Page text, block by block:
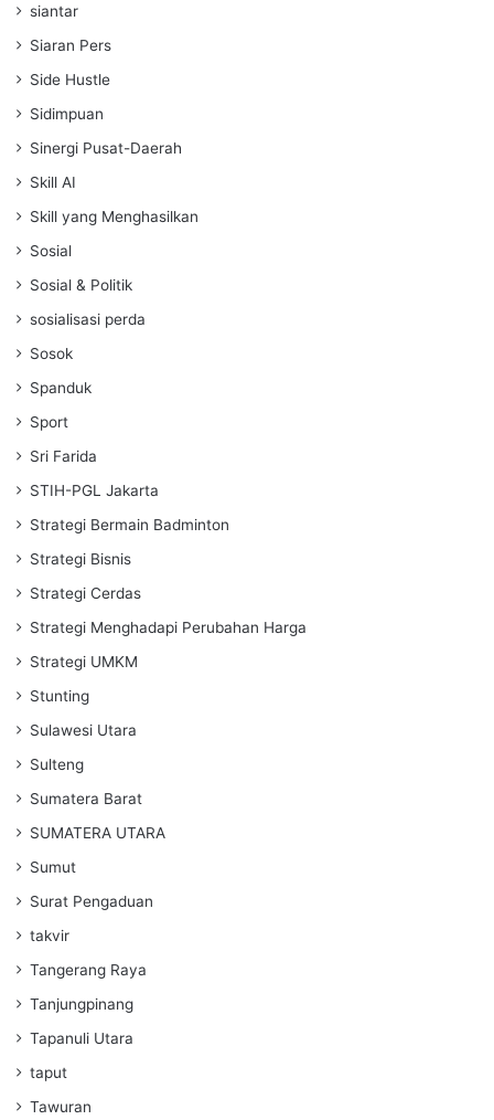
siantar
Siaran Pers
Side Hustle
Sidimpuan
Sinergi Pusat-Daerah
Skill AI
Skill yang Menghasilkan
Sosial
Sosial & Politik
sosialisasi perda
Sosok
Spanduk
Sport
Sri Farida
STIH-PGL Jakarta
Strategi Bermain Badminton
Strategi Bisnis
Strategi Cerdas
Strategi Menghadapi Perubahan Harga
Strategi UMKM
Stunting
Sulawesi Utara
Sulteng
Sumatera Barat
SUMATERA UTARA
Sumut
Surat Pengaduan
takvir
Tangerang Raya
Tanjungpinang
Tapanuli Utara
taput
Tawuran